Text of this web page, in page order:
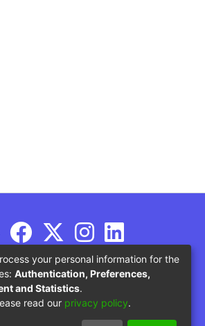
de Educación
your personal information for the
Authentication, Preferences,
and Statistics.
read our privacy policy.